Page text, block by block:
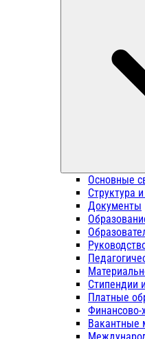
Основные
Структура
Документы
Стипендии
Платные
Финансово-
Вакантные